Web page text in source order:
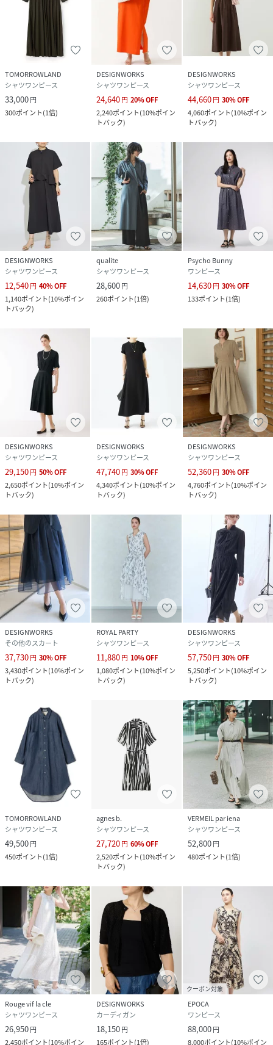
「洗濯表示」を必ずご確認ください。
※商品に不良が無い場合、包装紙および箱の彼損がございま
しても発送いたします。
あらかじめご了承ください。
性別タイプ レディース
原産国 中国
素材 キュプラ65% ポリエステル35%
サイズ
クリーニング ドライクリーニング
品番
RV0258_35530590001
(35530590001-7V-3M RV0258
TOMORROWLAND
シャツワンピース
33,000円
300ポイント(1倍)
DESIGNWORKS
シャツワンピース
24,640円 20%OFF
2,240ポイント(10%ポイン
トバック)
DESIGNWORKS
シャツワンピース
44,660円 30%OFF
4,060ポイント(10%ポイン
トバック)
DESIGNWORKS
シャツワンピース
12,540円 40%OFF
1,140ポイント(10%ポイン
トバック)
qualite
シャツワンピース
28,600円
260ポイント(1倍)
Psycho Bunny
ワンピース
14,630円 30%OFF
133ポイント(1倍)
DESIGNWORKS
シャツワンピース
29,150円 50%OFF
2,650ポイント(10%ポイン
トバック)
DESIGNWORKS
シャツワンピース
47,740円 30%OFF
4,340ポイント(10%ポイン
トバック)
DESIGNWORKS
シャツワンピース
52,360円 30%OFF
4,760ポイント(10%ポイン
トバック)
DESIGNWORKS
その他のスカート
37,730円 30%OFF
3,430ポイント(10%ポイン
トバック)
ROYAL PARTY
シャツワンピース
11,880円 10%OFF
1,080ポイント(10%ポイン
トバック)
DESIGNWORKS
シャツワンピース
57,750円 30%OFF
5,250ポイント(10%ポイン
トバック)
TOMORROWLAND
シャツワンピース
49,500円
450ポイント(1倍)
agnes b.
シャツワンピース
27,720円 60%OFF
2,520ポイント(10%ポイン
トバック)
VERMEIL par iena
シャツワンピース
52,800円
480ポイント(1倍)
Rouge vif la cle
シャツワンピース
26,950円
2,450ポイント(10%ポイン
DESIGNWORKS
カーディガン
18,150円
165ポイント(1倍)
クーポン対象
EPOCA
ワンピース
88,000円
8,000ポイント(10%ポイン